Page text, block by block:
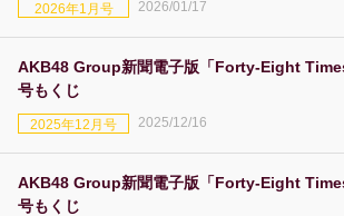
2026年1月号 2026/01/17
AKB48 Group新聞電子版「Forty-Eight
号もくじ
2025年12月号 2025/12/16
AKB48 Group新聞電子版「Forty-Eight
号もくじ